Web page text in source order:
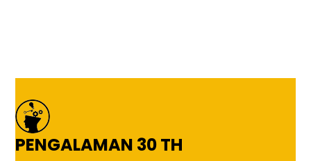
PENGALAMAN 30 TH